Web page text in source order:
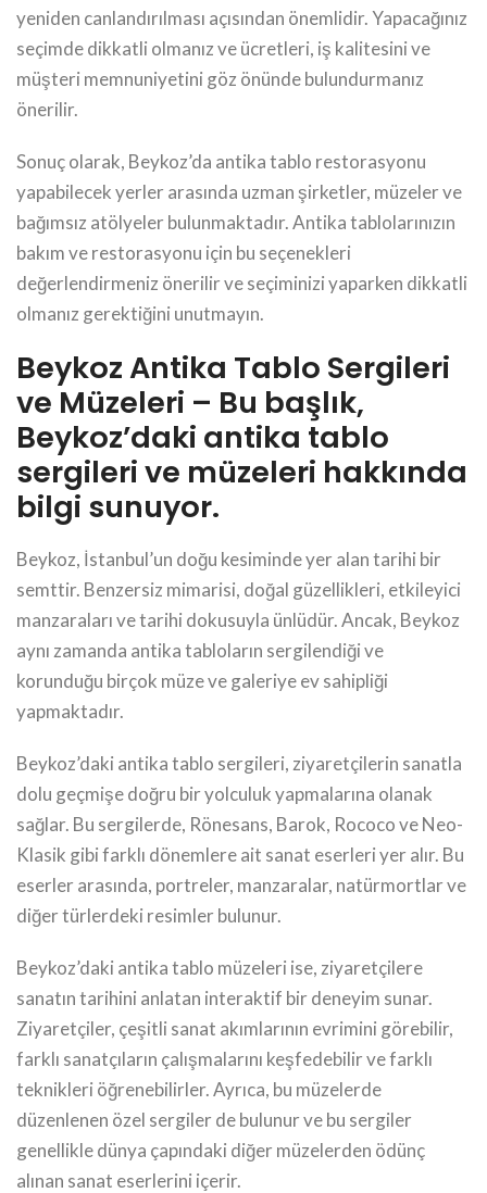
yeniden canlandırılması açısından önemlidir. Yapacağınız
seçimde dikkatli olmanız ve ücretleri, iş kalitesini ve
müşteri memnuniyetini göz önünde bulundurmanız
önerilir.
Sonuç olarak, Beykoz’da antika tablo restorasyonu
yapabilecek yerler arasında uzman şirketler, müzeler ve
bağımsız atölyeler bulunmaktadır. Antika tablolarınızın
bakım ve restorasyonu için bu seçenekleri
değerlendirmeniz önerilir ve seçiminizi yaparken dikkatli
olmanız gerektiğini unutmayın.
Beykoz Antika Tablo Sergileri
ve Müzeleri – Bu başlık,
Beykoz’daki antika tablo
sergileri ve müzeleri hakkında
bilgi sunuyor.
Beykoz, İstanbul’un doğu kesiminde yer alan tarihi bir
semttir. Benzersiz mimarisi, doğal güzellikleri, etkileyici
manzaraları ve tarihi dokusuyla ünlüdür. Ancak, Beykoz
aynı zamanda antika tabloların sergilendiği ve
korunduğu birçok müze ve galeriye ev sahipliği
yapmaktadır.
Beykoz’daki antika tablo sergileri, ziyaretçilerin sanatla
dolu geçmişe doğru bir yolculuk yapmalarına olanak
sağlar. Bu sergilerde, Rönesans, Barok, Rococo ve Neo-
Klasik gibi farklı dönemlere ait sanat eserleri yer alır. Bu
eserler arasında, portreler, manzaralar, natürmortlar ve
diğer türlerdeki resimler bulunur.
Beykoz’daki antika tablo müzeleri ise, ziyaretçilere
sanatın tarihini anlatan interaktif bir deneyim sunar.
Ziyaretçiler, çeşitli sanat akımlarının evrimini görebilir,
farklı sanatçıların çalışmalarını keşfedebilir ve farklı
teknikleri öğrenebilirler. Ayrıca, bu müzelerde
düzenlenen özel sergiler de bulunur ve bu sergiler
genellikle dünya çapındaki diğer müzelerden ödünç
alınan sanat eserlerini içerir.